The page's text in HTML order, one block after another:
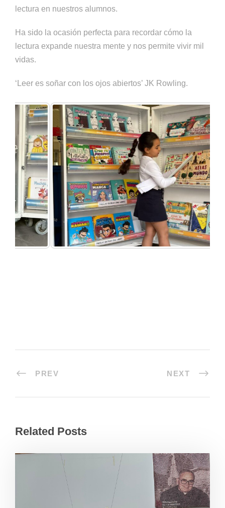
lectura en nuestros alumnos.
Ha sido la ocasión perfecta para recordar cómo la
lectura expande nuestra mente y nos permite vivir mil
vidas.
‘Leer es soñar con los ojos abiertos’ JK Rowling.
PREV NEXT
Related Posts